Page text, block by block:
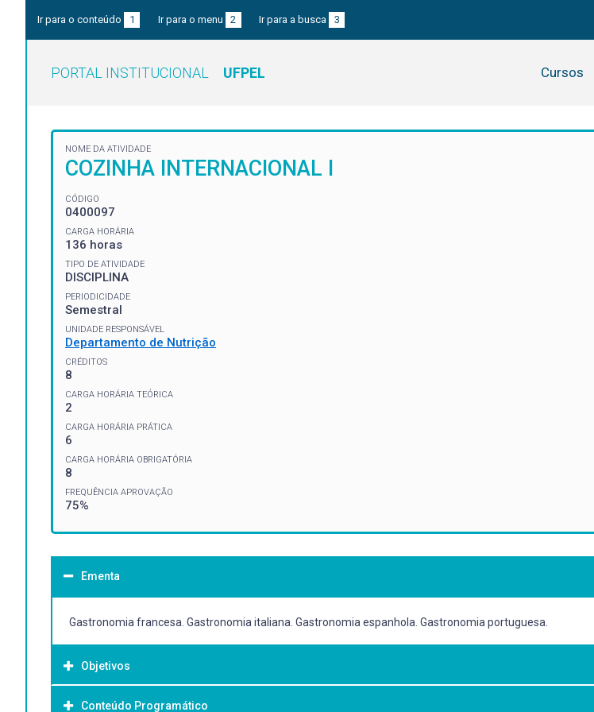
Ir para o conteúdo 1 Ir para o menu 2 Ir para a busca 3
PORTAL INSTITUCIONAL UFPEL Cursos
NOME DA ATIVIDADE
COZINHA INTERNACIONAL I
CÓDIGO
0400097
CARGA HORÁRIA
136 horas
TIPO DE ATIVIDADE
DISCIPLINA
PERIODICIDADE
Semestral
UNIDADE RESPONSÁVEL
Departamento de Nutrição
CRÉDITOS
8
CARGA HORÁRIA TEÓRICA
2
CARGA HORÁRIA PRÁTICA
6
CARGA HORÁRIA OBRIGATÓRIA
8
FREQUÊNCIA APROVAÇÃO
75%
Ementa
Gastronomia francesa. Gastronomia italiana. Gastronomia espanhola. Gastronomia portuguesa.
Objetivos
Conteúdo Programático